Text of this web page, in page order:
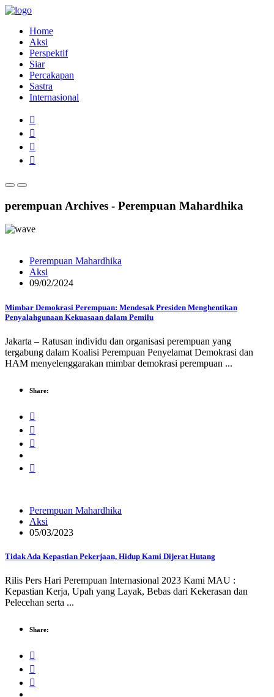
Home
Aksi
Perspektif
Siar
Percakapan
Sastra
Internasional
perempuan Archives - Perempuan Mahardhika
Perempuan Mahardhika
Aksi
09/02/2024
Mimbar Demokrasi Perempuan: Mendesak Presiden Menghentikan
Penyalahgunaan Kekuasaan dalam Pemilu
Jakarta – Ratusan individu dan organisasi perempuan yang
tergabung dalam Koalisi Perempuan Penyelamat Demokrasi dan
HAM menyelenggarakan mimbar demokrasi perempuan ...
Share:
Perempuan Mahardhika
Aksi
05/03/2023
Tidak Ada Kepastian Pekerjaan, Hidup Kami Dijerat Hutang
Rilis Pers Hari Perempuan Internasional 2023 Kami MAU :
Kepastian Kerja, Upah yang Layak, Bebas dari Kekerasan dan
Pelecehan serta ...
Share: